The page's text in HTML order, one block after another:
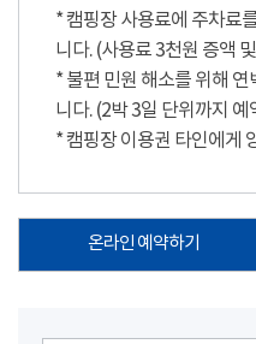
* 캠핑장 사용료에 주차료
니다. (사용료 3천원 증액
* 불편 민원 해소를 위해
니다. (2박 3일 단위까지 예
* 캠핑장 이용권 타인에게
온라인 예약하기